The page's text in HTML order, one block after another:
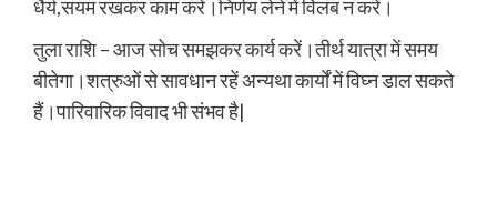
धैर्य,संयम रखकर काम करें।निर्णय लेने में विलंब न करें।
तुला राशि – आज सोच समझकर कार्य करें।तीर्थ यात्रा में समय
बीतेगा।शत्रुओं से सावधान रहें अन्यथा कार्यों में विघ्न डाल सकते
हैं।पारिवारिक विवाद भी संभव है|